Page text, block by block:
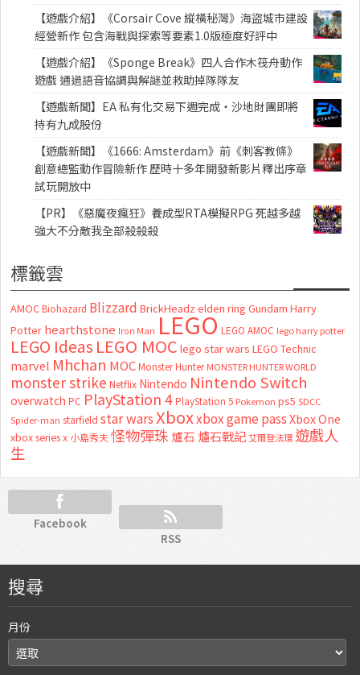
【遊戲介紹】《Corsair Cove 縱橫秘灣》海盜城市建設
經營新作 包含海戰與探索等要素1.0版極度好評中
【遊戲介紹】《Sponge Break》四人合作木筏舟動作
遊戲 通過語音協調與解謎並救助掉隊隊友
【遊戲新聞】EA 私有化交易下週完成・沙地財團即將
持有九成股份
【遊戲新聞】《1666: Amsterdam》前《刺客教條》
創意總監動作冒險新作 歷時十多年開發新影片釋出序章
試玩開放中
【PR】《惡魔夜瘋狂》養成型RTA模擬RPG 死越多越
強大不分敵我全部殺殺殺
標籤雲
AMOC Biohazard Blizzard BrickHeadz elden ring Gundam Harry
Potter hearthstone Iron Man LEGO LEGO AMOC lego harry potter
LEGO Ideas LEGO MOC lego star wars LEGO Technic
marvel Mhchan MOC Monster Hunter MONSTER HUNTER WORLD
monster strike Netflix Nintendo Nintendo Switch
overwatch PC PlayStation 4 PlayStation 5 Pokemon ps5 SDCC
Spider-man starfield star wars Xboxxbox game passXbox One
xbox series x 小島秀夫怪物彈珠 爐石 爐石戰記艾爾登法環 遊戲人
生
Facebook
RSS
搜尋
月份